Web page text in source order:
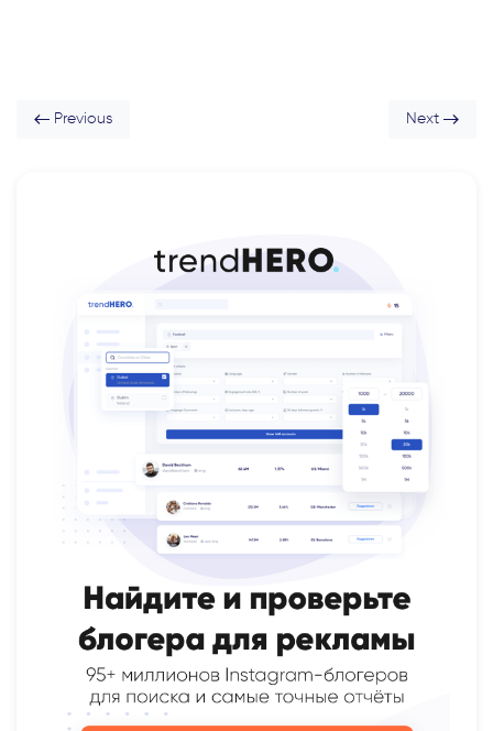
Previous Next